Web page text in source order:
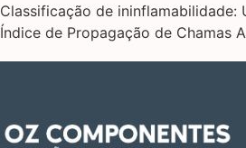
Classificação de ininflamabilidade:
Índice de Propagação de Chamas